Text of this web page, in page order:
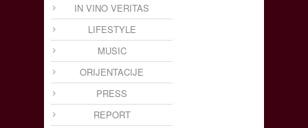
IN VINO VERITAS
LIFESTYLE
MUSIC
ORIJENTACIJE
PRESS
REPORT